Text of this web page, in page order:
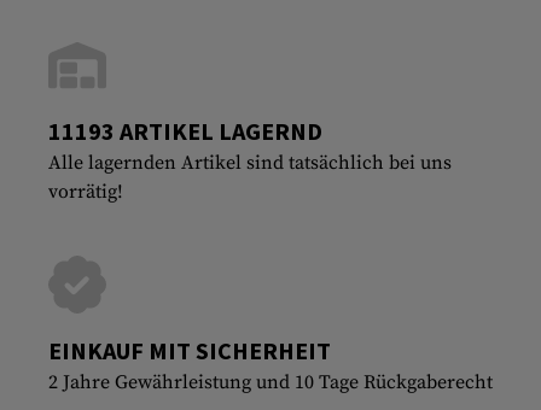
11193 ARTIKEL LAGERND
Alle lagernden Artikel sind tatsächlich bei uns
vorrätig!
EINKAUF MIT SICHERHEIT
2 Jahre Gewährleistung und 10 Tage Rückgaberecht